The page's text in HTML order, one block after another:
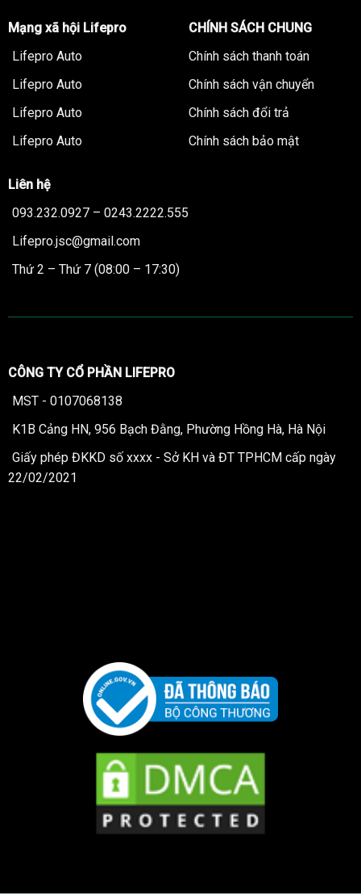
Mạng xã hội Lifepro
Lifepro Auto
Lifepro Auto
Lifepro Auto
Lifepro Auto
CHÍNH SÁCH CHUNG
Chính sách thanh toán
Chính sách vận chuyển
Chính sách đổi trả
Chính sách bảo mật
Liên hệ
093.232.0927 – 0243.2222.555
Lifepro.jsc@gmail.com
Thứ 2 – Thứ 7 (08:00 – 17:30)
CÔNG TY CỔ PHẦN LIFEPRO
MST - 0107068138
K1B Cảng HN, 956 Bạch Đằng, Phường Hồng Hà, Hà Nội
Giấy phép ĐKKD số xxxx - Sở KH và ĐT TPHCM cấp ngày
22/02/2021